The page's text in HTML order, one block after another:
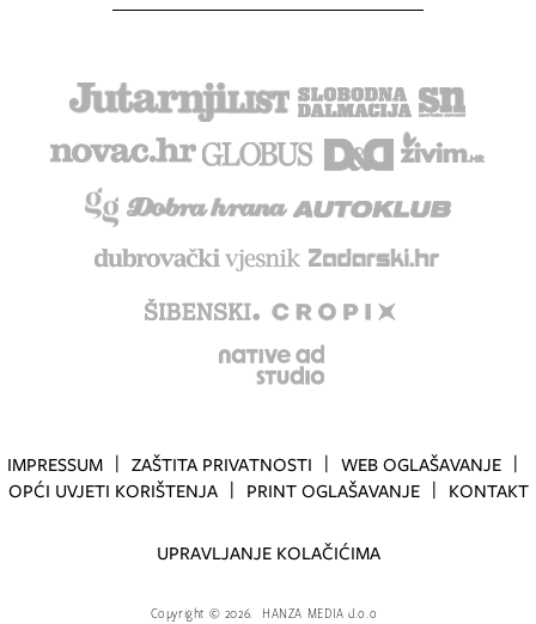
IMPRESSUM ZAŠTITA PRIVATNOSTI
WEB OGLAŠAVANJE
OPĆI UVJETI KORIŠTENJA
PRINT OGLAŠAVANJE KONTAKT
UPRAVLJANJE KOLAČIĆIMA
Copyright © 2026. HANZA MEDIA d.o.o